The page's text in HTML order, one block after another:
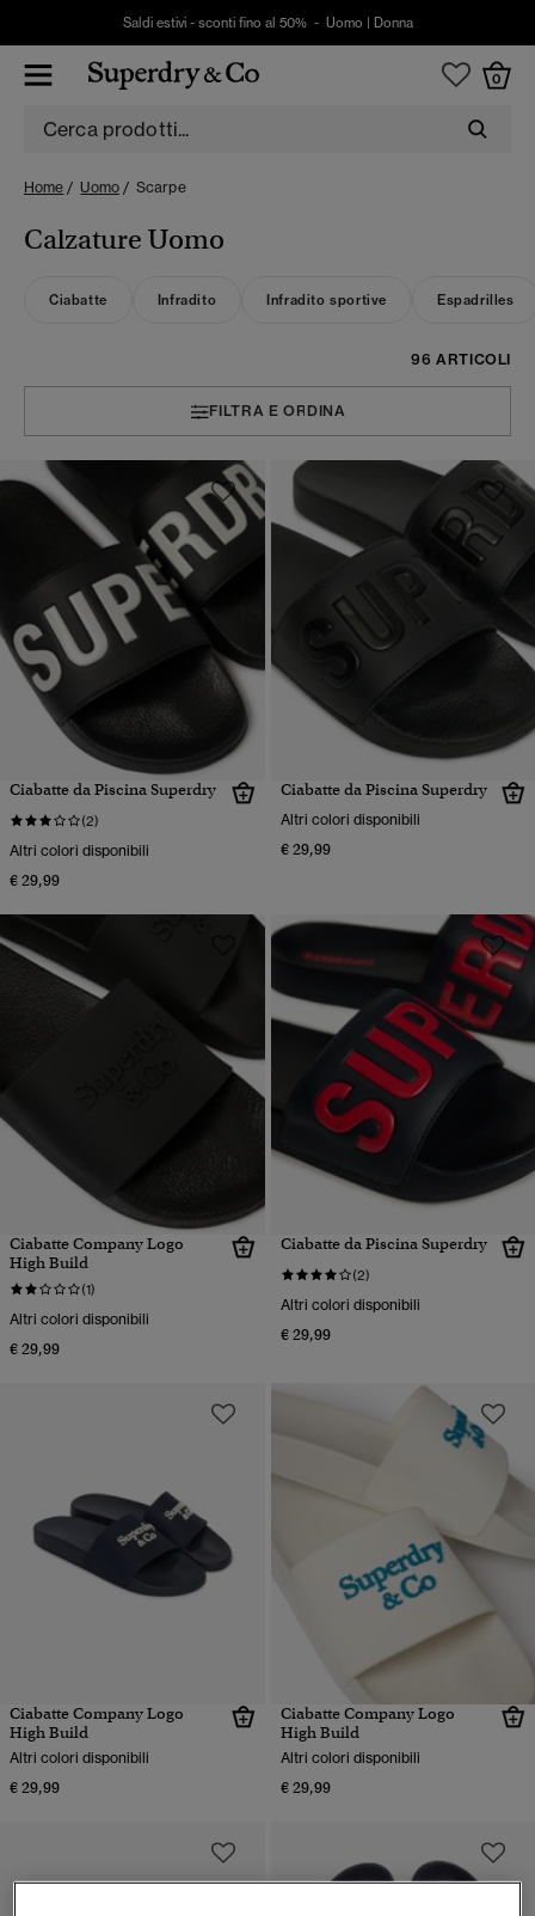
Saldi estivi - sconti fino al 50% - Uomo Donna
0
Home Uomo Scarpe
Calzature Uomo
Ciabatte Infradito Infradito sportive Espadrilles
96 ARTICOLI
FILTRA E ORDINA
Ciabatte da Piscina Superdry
(2)
Altri colori disponibili
€ 29,99
Ciabatte da Piscina Superdry
Altri colori disponibili
€ 29,99
Ciabatte Company Logo
High Build
(1)
Altri colori disponibili
€ 29,99
Ciabatte da Piscina Superdry
(2)
Altri colori disponibili
€ 29,99
Ciabatte Company Logo
High Build
Altri colori disponibili
€ 29,99
Ciabatte Company Logo
High Build
Altri colori disponibili
€ 29,99